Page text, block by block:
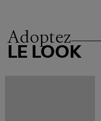
Adoptez
LE LOOK